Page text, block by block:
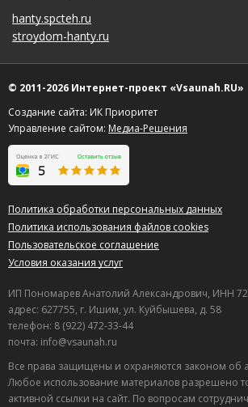
hanty.spcteh.ru
stroydom-hanty.ru
© 2011-2026 Интернет-проект «Vsaunah.RU»
Создание сайта: ИК Приоритет
Управление сайтом: Медиа-Решения
Политика обработки персональных данных
Политика использования файлов cookies
Пользовательское соглашение
Условия оказания услуг
ИП Пономарев Анатолий Александрович, ИНН
адрес: 627755, г. Ишим, ул. Куйбышева, д. 58
телефон: 8 (922) 472-33-44
почта: info@vsaunah.ru
Все права защищены и охраняются законом об
Любое использование материалов разрешено
активной ссылки на сайт. По вопросам